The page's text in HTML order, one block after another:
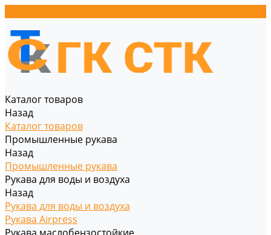
Каталог товаров
Назад
Каталог товаров
Промышленные рукава
Назад
Промышленные рукава
Рукава для воды и воздуха
Назад
Рукава для воды и воздуха
Рукава Airpress